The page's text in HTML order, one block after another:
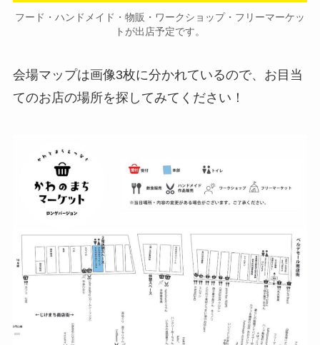
フード・ハンドメイド・物販・ワークショップ・フリーマーケッ
トが出店予定です。
会場マップは画像3枚に分かれているので、お目当
てのお店の場所を探してみてください！